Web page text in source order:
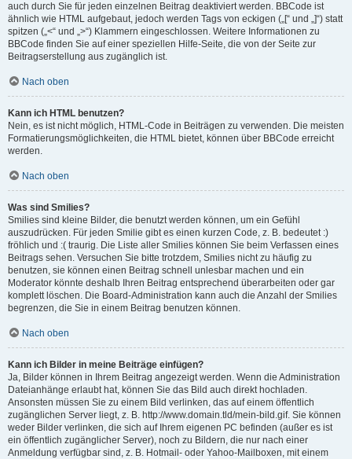
auch durch Sie für jeden einzelnen Beitrag deaktiviert werden. BBCode ist
ähnlich wie HTML aufgebaut, jedoch werden Tags von eckigen („[“ und „]“) statt
spitzen („<“ und „>“) Klammern eingeschlossen. Weitere Informationen zu
BBCode finden Sie auf einer speziellen Hilfe-Seite, die von der Seite zur
Beitragserstellung aus zugänglich ist.
Nach oben
Kann ich HTML benutzen?
Nein, es ist nicht möglich, HTML-Code in Beiträgen zu verwenden. Die meisten
Formatierungsmöglichkeiten, die HTML bietet, können über BBCode erreicht
werden.
Nach oben
Was sind Smilies?
Smilies sind kleine Bilder, die benutzt werden können, um ein Gefühl
auszudrücken. Für jeden Smilie gibt es einen kurzen Code, z. B. bedeutet :)
fröhlich und :( traurig. Die Liste aller Smilies können Sie beim Verfassen eines
Beitrags sehen. Versuchen Sie bitte trotzdem, Smilies nicht zu häufig zu
benutzen, sie können einen Beitrag schnell unlesbar machen und ein
Moderator könnte deshalb Ihren Beitrag entsprechend überarbeiten oder gar
komplett löschen. Die Board-Administration kann auch die Anzahl der Smilies
begrenzen, die Sie in einem Beitrag benutzen können.
Nach oben
Kann ich Bilder in meine Beiträge einfügen?
Ja, Bilder können in Ihrem Beitrag angezeigt werden. Wenn die Administration
Dateianhänge erlaubt hat, können Sie das Bild auch direkt hochladen.
Ansonsten müssen Sie zu einem Bild verlinken, das auf einem öffentlich
zugänglichen Server liegt, z. B. http://www.domain.tld/mein-bild.gif. Sie können
weder Bilder verlinken, die sich auf Ihrem eigenen PC befinden (außer es ist
ein öffentlich zugänglicher Server), noch zu Bildern, die nur nach einer
Anmeldung verfügbar sind, z. B. Hotmail- oder Yahoo-Mailboxen, mit einem